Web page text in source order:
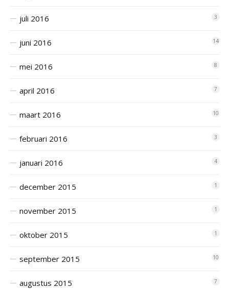
juli 2016 3
juni 2016 14
mei 2016 8
april 2016 7
maart 2016 10
februari 2016 3
januari 2016 4
december 2015 1
november 2015 1
oktober 2015 1
september 2015 10
augustus 2015 7